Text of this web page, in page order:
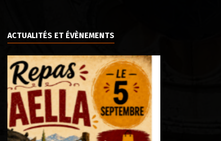
ACTUALITÉS ET ÉVÈNEMENTS